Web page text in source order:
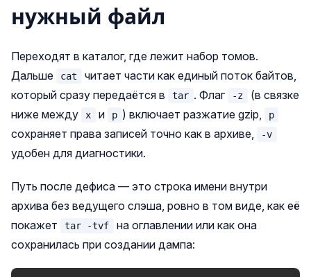
нужный файл
Переходят в каталог, где лежит набор томов.
Дальше
cat
читает части как единый поток байтов,
который сразу передаётся в
tar . Флаг -z
(в связке
ниже между
x и p ) включает разжатие gzip, p
сохраняет права записей точно как в архиве, -v
удобен для диагностики.
Путь после дефиса — это строка имени внутри
архива без ведущего слэша, ровно в том виде, как её
покажет
tar -tvf
на оглавлении или как она
сохранилась при создании дампа: